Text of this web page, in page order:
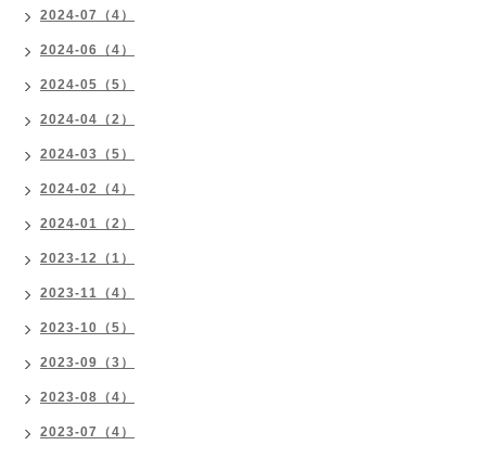
2024-07（4）
2024-06（4）
2024-05（5）
2024-04（2）
2024-03（5）
2024-02（4）
2024-01（2）
2023-12（1）
2023-11（4）
2023-10（5）
2023-09（3）
2023-08（4）
2023-07（4）